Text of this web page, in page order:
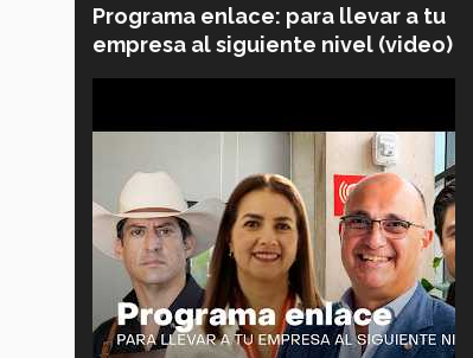
Programa enlace: para llevar a tu
empresa al siguiente nivel (video)